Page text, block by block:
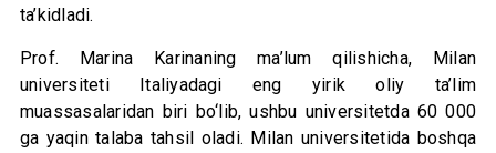
ta’kidladi.
Prof. Marina Karinaning ma’lum qilishicha, Milan
universiteti Italiyadagi eng yirik oliy ta’lim
muassasalaridan biri bo‘lib, ushbu universitetda 60 000
ga yaqin talaba tahsil oladi. Milan universitetida boshqa